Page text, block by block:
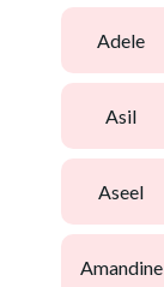
adele
asil
aseel
amandine